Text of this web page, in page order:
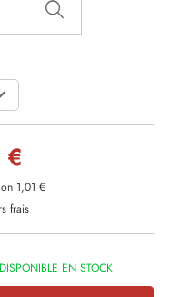
€
1,01 €
frais
DISPONIBLE EN STOCK